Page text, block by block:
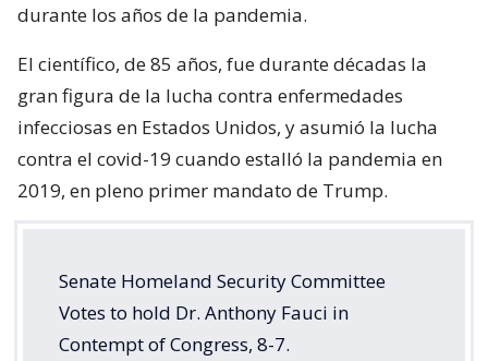
durante los años de la pandemia.
El científico, de 85 años, fue durante décadas la
gran figura de la lucha contra enfermedades
infecciosas en Estados Unidos, y asumió la lucha
contra el covid-19 cuando estalló la pandemia en
2019, en pleno primer mandato de Trump.
Senate Homeland Security Committee
Votes to hold Dr. Anthony Fauci in
Contempt of Congress, 8-7.